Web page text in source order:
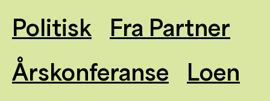
Politisk
Fra Partner
Årskonferanse
Loen